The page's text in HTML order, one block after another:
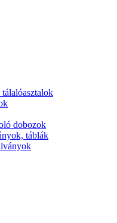
dobozok
táblák